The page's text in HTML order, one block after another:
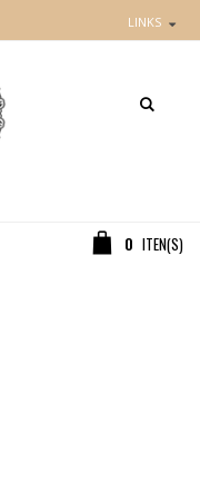
LINKS
0 ITEN(S)